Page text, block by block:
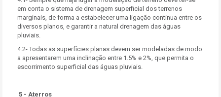
em conta o sistema de drenagem superficial dos terrenos
marginais, de forma a estabelecer uma ligação contínua entre os
diversos planos, e garantir a natural drenagem das águas
pluviais.
4.2- Todas as superfícies planas devem ser modeladas de modo
a apresentarem uma inclinação entre 1.5% e 2%, que permita o
escorrimento superficial das águas pluviais.
5 - Aterros